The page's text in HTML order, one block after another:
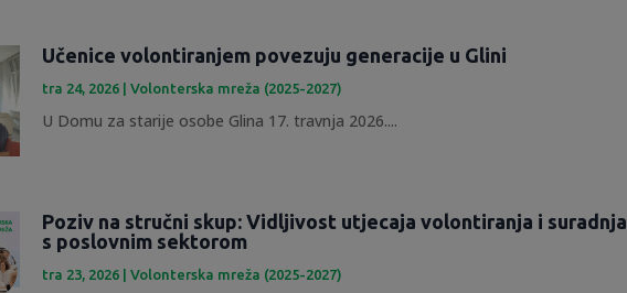
Učenice volontiranjem povezuju generacije u Glini
tra 24, 2026 |Volonterska mreža (2025-2027)
U Domu za starije osobe Glina 17. travnja 2026....
Poziv na stručni skup: Vidljivost utjecaja volontiranja i suradnja
s poslovnim sektorom
tra 23, 2026 |Volonterska mreža (2025-2027)